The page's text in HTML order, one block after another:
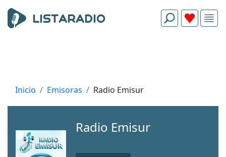
Inicio Emisoras Radio Emisur
Radio Emisur